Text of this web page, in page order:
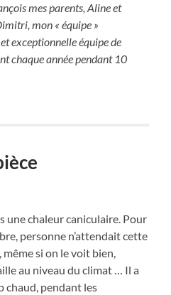
mes parents, Aline et
mon « équipe »
exceptionnelle équipe de
chaque année pendant 10
une chaleur caniculaire. Pour
personne n’attendait cette
si on le voit bien,
au niveau du climat … Il a
chaud, pendant les